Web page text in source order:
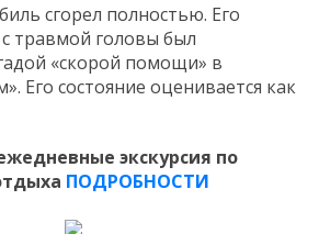
сгорел полностью. Его
травмой головы был
«скорой помощи» в
Его состояние оценивается как
экскурсия по
ПОДРОБНОСТИ